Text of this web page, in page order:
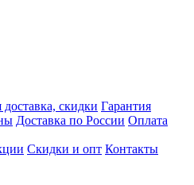
доставка, скидки Гарантия
Доставка по России Оплата
Скидки и опт Контакты